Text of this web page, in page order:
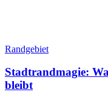
Randgebiet
Stadtrandmagie:
bleibt